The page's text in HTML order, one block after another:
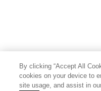
芸術・アート
写真集
By clicking “Accept All
cookies on your device to
site usage, and assist in